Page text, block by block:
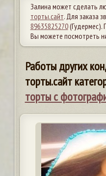
Залина может сделать
торты.сайт. Для заказа
89635825270(Гудермес).
Вы можете посмотреть
Работы других
торты.сайт
торты с